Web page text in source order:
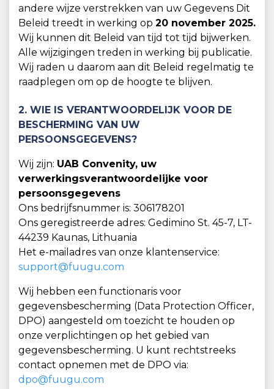
andere wijze verstrekken van uw Gegevens Dit
Beleid treedt in werking op 20 november 2025.
Wij kunnen dit Beleid van tijd tot tijd bijwerken.
Alle wijzigingen treden in werking bij publicatie.
Wij raden u daarom aan dit Beleid regelmatig te
raadplegen om op de hoogte te blijven.
2. WIE IS VERANTWOORDELIJK VOOR DE
BESCHERMING VAN UW
PERSOONSGEGEVENS?
Wij zijn: UAB Convenity, uw
verwerkingsverantwoordelijke voor
persoonsgegevens
Ons bedrijfsnummer is: 306178201
Ons geregistreerde adres: Gedimino St. 45-7, LT-
44239 Kaunas, Lithuania
Het e-mailadres van onze klantenservice:
support@fuugu.com
Wij hebben een functionaris voor
gegevensbescherming (Data Protection Officer,
DPO) aangesteld om toezicht te houden op
onze verplichtingen op het gebied van
gegevensbescherming. U kunt rechtstreeks
contact opnemen met de DPO via:
dpo@fuugu.com